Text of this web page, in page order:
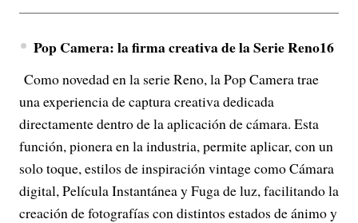
Pop Camera: la firma creativa de la Serie Reno16
Como novedad en la serie Reno, la Pop Camera trae
una experiencia de captura creativa dedicada
directamente dentro de la aplicación de cámara. Esta
función, pionera en la industria, permite aplicar, con un
solo toque, estilos de inspiración vintage como Cámara
digital, Película Instantánea y Fuga de luz, facilitando la
creación de fotografías con distintos estados de ánimo y